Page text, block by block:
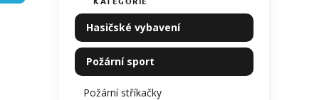
Přeskočit
kategorie
Hasičské vybavení
Požární sport
Požární stříkačky